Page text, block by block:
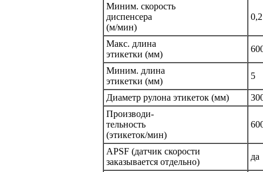
Миним. скорость
диспенсера
(м/мин)
0,2
Макс. длина
этикетки (мм)
Миним. длина
этикетки (мм)
5
Диаметр рулона этикеток (мм)
Производи-
тельность
(этикеток/мин)
APSF (датчик скорости
заказывается отдельно)
да